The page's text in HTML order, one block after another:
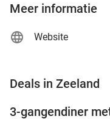
Meer informatie
Website
Deals in Zeeland
3-gangendiner